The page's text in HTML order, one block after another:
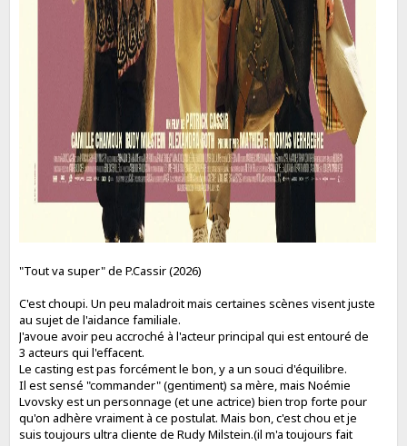
"Tout va super" de P.Cassir (2026)
C'est choupi. Un peu maladroit mais certaines scènes visent juste
au sujet de l'aidance familiale.
J'avoue avoir peu accroché à l'acteur principal qui est entouré de
3 acteurs qui l'effacent.
Le casting est pas forcément le bon, y a un souci d'équilibre.
Il est sensé "commander" (gentiment) sa mère, mais Noémie
Lvovsky est un personnage (et une actrice) bien trop forte pour
qu'on adhère vraiment à ce postulat. Mais bon, c'est chou et je
suis toujours ultra cliente de Rudy Milstein.(il m'a toujours fait